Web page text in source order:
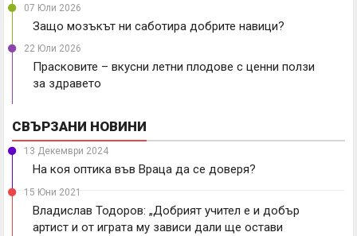
07 Юли 2026
Защо мозъкът ни саботира добрите навици?
22 Юли 2026
Прасковите – вкусни летни плодове с ценни ползи
за здравето
СВЪРЗАНИ НОВИНИ
13 Декември 2024
На коя оптика във Враца да се доверя?
15 Юни 2021
Владислав Тодоров: „Добрият учител е и добър
артист и от играта му зависи дали ще остави